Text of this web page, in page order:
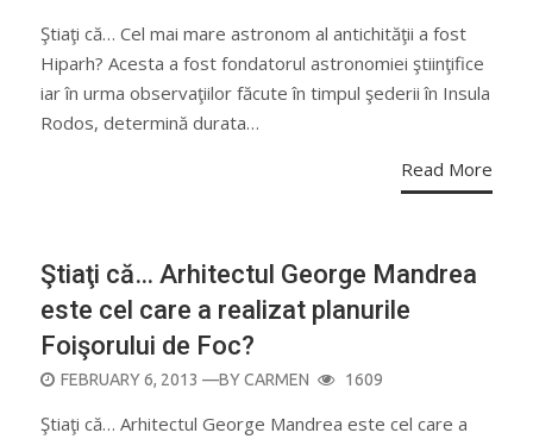
Ştiaţi că… Cel mai mare astronom al antichităţii a fost
Hiparh? Acesta a fost fondatorul astronomiei ştiinţifice
iar în urma observaţiilor făcute în timpul şederii în Insula
Rodos, determină durata…
Read More
Ştiaţi că… Arhitectul George Mandrea
este cel care a realizat planurile
Foişorului de Foc?
POSTED
FEBRUARY 6, 2013 —BYCARMEN 1609
Ştiaţi că… Arhitectul George Mandrea este cel care a